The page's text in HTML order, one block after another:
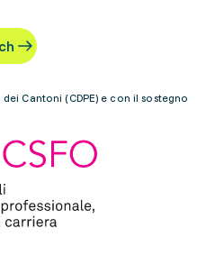
Cantoni (CDPE) e con il sostegno